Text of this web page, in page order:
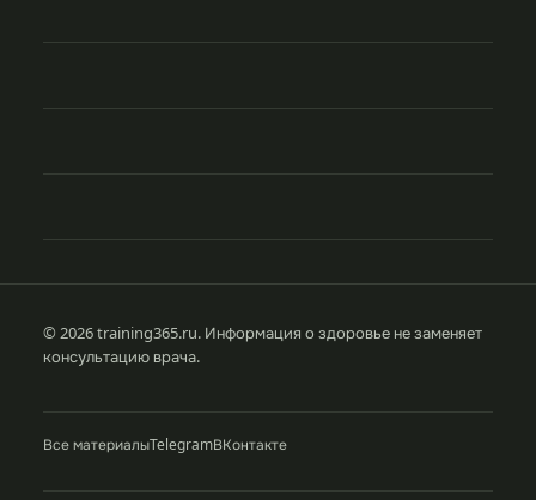
© 2026 training365.ru. Информация о здоровье не заменяет
консультацию врача.
Все материалыTelegramВКонтакте